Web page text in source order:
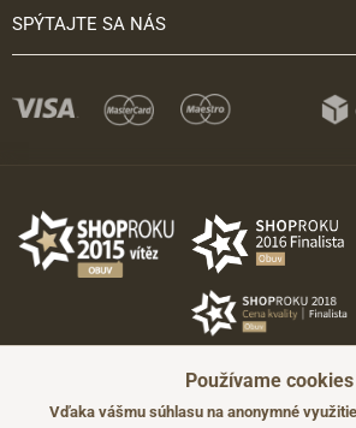
SPÝTAJTE SA NÁS
Používame cookies
Vďaka vášmu súhlasu na anonymné